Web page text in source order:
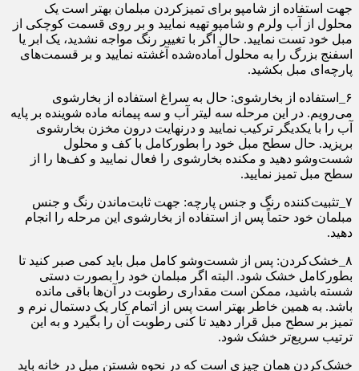
جهت استفاده از شامپو برای تمیزکردن مبلمان بهتر است یک
محلول از آب ولرم و شامپو تهیه نمایید و بر روی قسمت کوچکی از
مبل خود تست نمایید. حال اگر با تغییر رنگ مواجه نشدید، یک ابر یا
اسفنج بزرگ را به محلول آماده‌شده آغشته نمایید و بر قسمت‌های
پارچه‌ای مبل بکشید.
۶_استفاده از بخارشوی: حال به سراغ استفاده از بخارشوی
می‌رویم. در این مرحله سه لیتر آب و سه پیمانه ماده شوینده بر پایه
آب را با یکدیگر ترکیب نمایید و درنهایت درون مخزن بخارشوی
بریزید. حال سطح مبل خود را بطورکامل با کف و محلول
شست‌وشو دهید و مکنده بخارشوی را فعال نمایید و کف‌ها را از
سطح مبل تمیز نمایید.
۷_تثبیت‌کننده رنگ و جنس پارچه: جهت ثابت‌ماندن رنگ و جنس
مبلمان خود حتماً پس از استفاده از بخارشوی این مرحله را انجام
دهید.
۸_خشک‌کردن: پس از شست‌وشو کامل مبل باید کمی صبر کنید تا
بطورکامل خشک شود. البته اگر مبلمان خود را بصورت دستی
شسته باشید، ممکن است مقداری رطوبت در آن‌ها باقی مانده
باشد. به همین خاطر بهتر است پس از اتمام کار یک دستمال نرم و
تمیز بر سطح مبل قرار دهید تا کنی رطوبت آن را بگیرد و به این
ترتیب سریع‌تر خشک شود.
خشک‌کردن همان چیزی است که در نحوه شستن مبل در خانه باید